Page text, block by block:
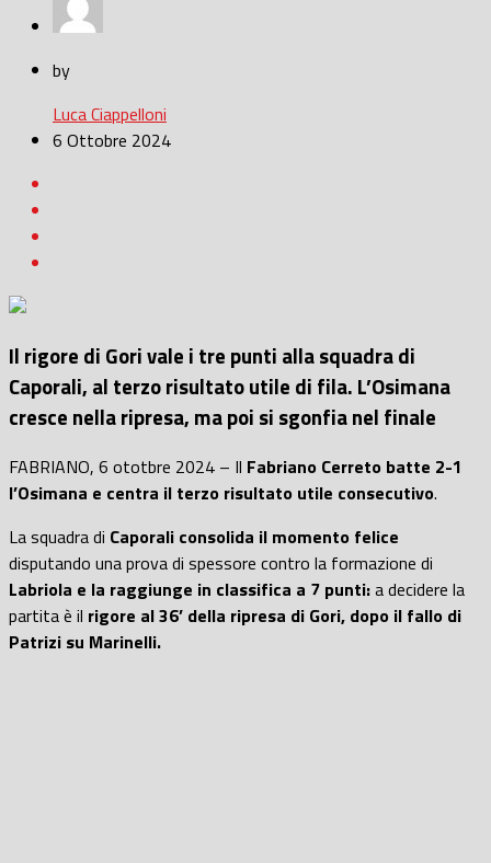
by
Luca Ciappelloni
6 Ottobre 2024
Il rigore di Gori vale i tre punti alla squadra di
Caporali, al terzo risultato utile di fila. L’Osimana
cresce nella ripresa, ma poi si sgonfia nel finale
FABRIANO, 6 ototbre 2024 – Il Fabriano Cerreto batte 2-1
l’Osimana e centra il terzo risultato utile consecutivo.
La squadra di Caporali consolida il momento felice
disputando una prova di spessore contro la formazione di
Labriola e la raggiunge in classifica a 7 punti:a decidere la
partita è il rigore al 36’ della ripresa di Gori, dopo il fallo di
Patrizi su Marinelli.